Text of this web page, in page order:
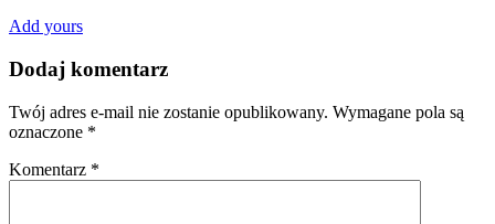
Add yours
Dodaj komentarz
Twój adres e-mail nie zostanie opublikowany. Wymagane pola są
oznaczone *
Komentarz *